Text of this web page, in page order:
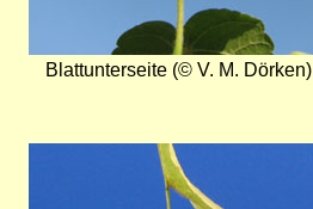
Blattunterseite (© V. M. Dörken)